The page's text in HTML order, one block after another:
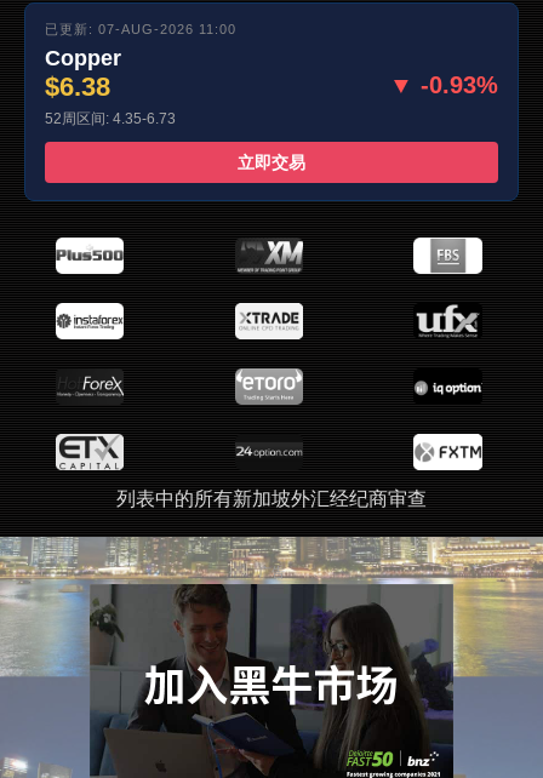
已更新: 07-AUG-2026 11:00
Copper
$6.38 ▼ -0.93%
52周区间: 4.35-6.73
立即交易
列表中的所有新加坡外汇经纪商审查
广告